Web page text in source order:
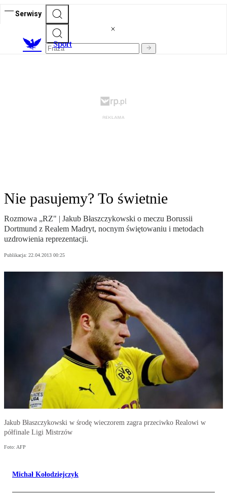
Serwisy
Sport
Nie pasujemy? To świetnie
Rozmowa „RZ" | Jakub Błaszczykowski o meczu Borussii
Dortmund z Realem Madryt, nocnym świętowaniu i metodach
uzdrowienia reprezentacji.
Publikacja: 22.04.2013 00:25
Jakub Błaszczykowski w środę wieczorem zagra przeciwko Realowi w
półfinale Ligi Mistrzów
Foto: AFP
Michał Kołodziejczyk